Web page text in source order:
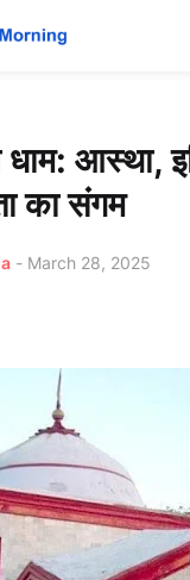
धाम: आस्था,
का संगम
- March 28, 2025